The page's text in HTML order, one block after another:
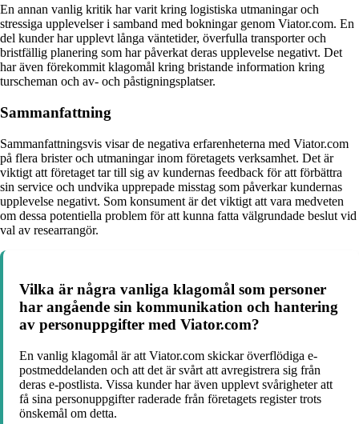
En annan vanlig kritik har varit kring logistiska utmaningar och
stressiga upplevelser i samband med bokningar genom Viator.com. En
del kunder har upplevt långa väntetider, överfulla transporter och
bristfällig planering som har påverkat deras upplevelse negativt. Det
har även förekommit klagomål kring bristande information kring
turscheman och av- och påstigningsplatser.
Sammanfattning
Sammanfattningsvis visar de negativa erfarenheterna med Viator.com
på flera brister och utmaningar inom företagets verksamhet. Det är
viktigt att företaget tar till sig av kundernas feedback för att förbättra
sin service och undvika upprepade misstag som påverkar kundernas
upplevelse negativt. Som konsument är det viktigt att vara medveten
om dessa potentiella problem för att kunna fatta välgrundade beslut vid
val av researrangör.
Vilka är några vanliga klagomål som personer
har angående sin kommunikation och hantering
av personuppgifter med Viator.com?
En vanlig klagomål är att Viator.com skickar överflödiga e-
postmeddelanden och att det är svårt att avregistrera sig från
deras e-postlista. Vissa kunder har även upplevt svårigheter att
få sina personuppgifter raderade från företagets register trots
önskemål om detta.